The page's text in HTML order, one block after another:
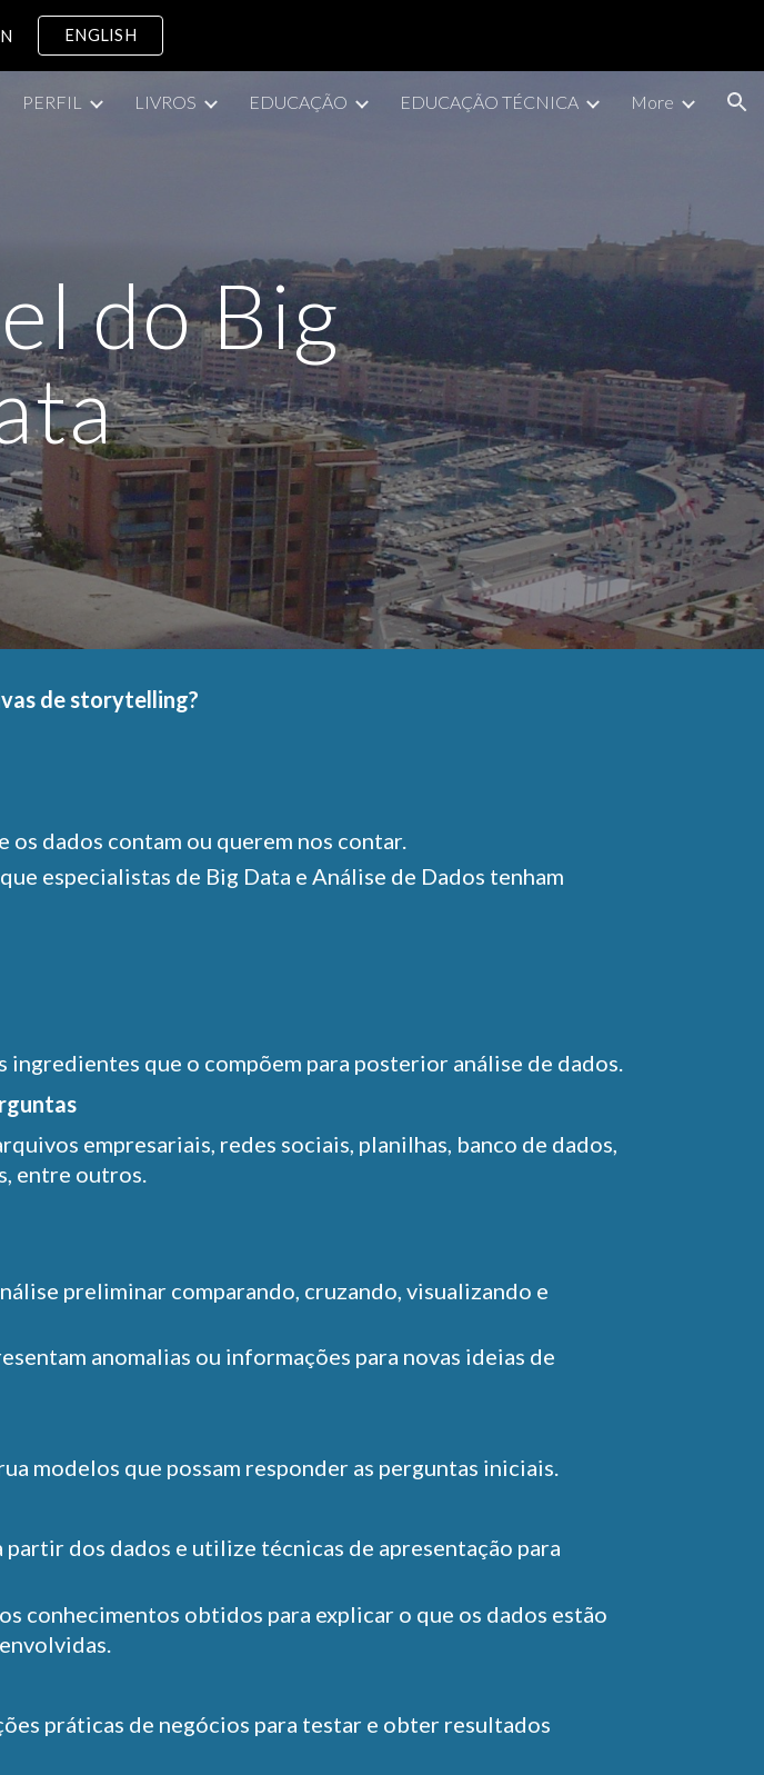
ENGLISH
PERFIL LIVROS EDUCAÇÃO EDUCAÇÃO TÉCNICA More
do Big
de storytelling?
os dados contam ou querem nos contar.
especialistas de Big Data e Análise de Dados tenham
que o compõem para posterior análise de dados.
empresariais, redes sociais, planilhas, banco de dados,
entre outros.
preliminar comparando, cruzando, visualizando e
anomalias ou informações para novas ideias de
modelos que possam responder as perguntas iniciais.
dos dados e utilize técnicas de apresentação para
conhecimentos obtidos para explicar o que os dados estão
práticas de negócios para testar e obter resultados